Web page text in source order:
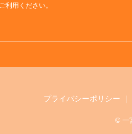
ご利用ください。
プライバシーポリシー ｜
© 一